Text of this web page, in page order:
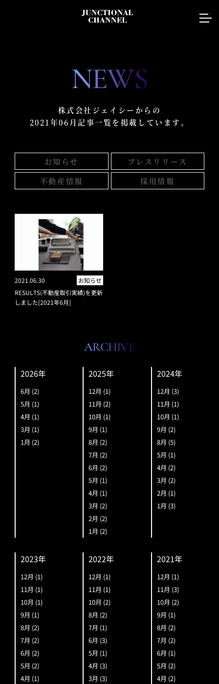
NEWS
株式会社ジェイシーからの
2021年06月記事一覧を掲載しています。
お知らせ
プレスリリース
不動産情報
採用情報
2021.06.30
お知らせ
RESULTS(不動産取引実績)を更新
しました[2021年6月]
ARCHIVE
2026年
6月 (2)
5月 (1)
4月 (1)
3月 (1)
1月 (2)
2025年
12月 (1)
11月 (2)
10月 (1)
9月 (1)
8月 (2)
7月 (2)
6月 (2)
5月 (1)
4月 (1)
3月 (2)
2月 (2)
1月 (2)
2024年
12月 (3)
11月 (1)
10月 (1)
9月 (2)
8月 (5)
5月 (1)
4月 (2)
3月 (2)
2月 (1)
1月 (3)
2023年
12月 (1)
11月 (1)
10月 (1)
9月 (1)
8月 (2)
7月 (2)
6月 (2)
5月 (2)
4月 (1)
2022年
12月 (1)
11月 (1)
10月 (2)
8月 (2)
7月 (1)
6月 (3)
5月 (1)
4月 (3)
3月 (3)
2021年
12月 (1)
11月 (3)
10月 (2)
9月 (1)
8月 (2)
7月 (2)
6月 (1)
5月 (2)
4月 (2)